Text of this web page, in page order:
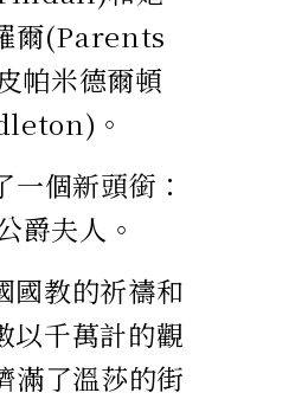
爾(Parents
帕米德爾頓
。
個新頭銜：
爵夫人。
教的祈禱和
千萬計的觀
滿了溫莎的街